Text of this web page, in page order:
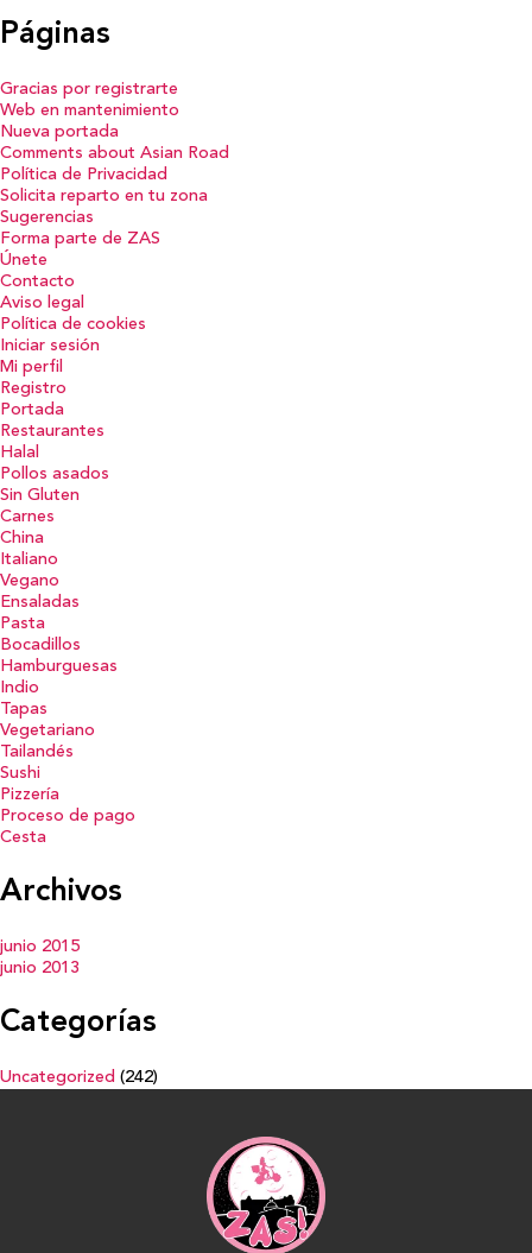
Páginas
Gracias por registrarte
Web en mantenimiento
Nueva portada
Comments about Asian Road
Política de Privacidad
Solicita reparto en tu zona
Sugerencias
Forma parte de ZAS
Únete
Contacto
Aviso legal
Política de cookies
Iniciar sesión
Mi perfil
Registro
Portada
Restaurantes
Halal
Pollos asados
Sin Gluten
Carnes
China
Italiano
Vegano
Ensaladas
Pasta
Bocadillos
Hamburguesas
Indio
Tapas
Vegetariano
Tailandés
Sushi
Pizzería
Proceso de pago
Cesta
Archivos
junio 2015
junio 2013
Categorías
Uncategorized (242)